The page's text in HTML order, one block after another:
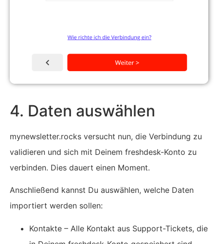
4. Daten auswählen
mynewsletter.rocks versucht nun, die Verbindung zu
validieren und sich mit Deinem freshdesk-Konto zu
verbinden. Dies dauert einen Moment.
Anschließend kannst Du auswählen, welche Daten
importiert werden sollen:
Kontakte – Alle Kontakt aus Support-Tickets, die